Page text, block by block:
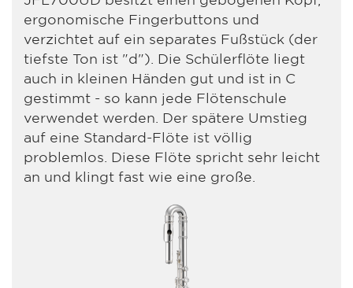
ergonomische Fingerbuttons und
verzichtet auf ein separates Fußstück (der
tiefste Ton ist "d"). Die Schülerflöte liegt
auch in kleinen Händen gut und ist in C
gestimmt - so kann jede Flötenschule
verwendet werden. Der spätere Umstieg
auf eine Standard-Flöte ist völlig
problemlos. Diese Flöte spricht sehr leicht
an und klingt fast wie eine große.